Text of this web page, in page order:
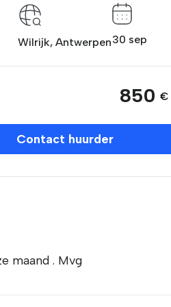
Wilrijk, Antwerpen30 sep
850 €
Contact huurder
maand . Mvg